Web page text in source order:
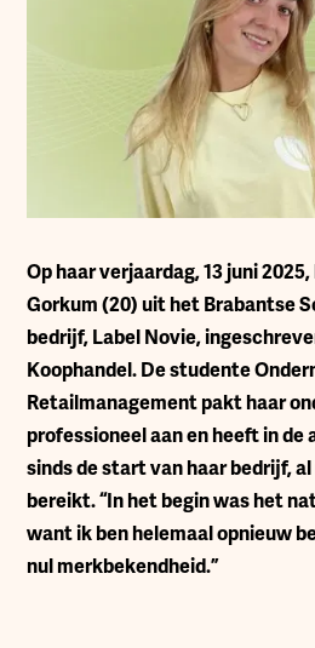
Op haar verjaardag, 13 juni
Gorkum (20) uit het Brabantse
bedrijf, Label Novie,
Koophandel. De studente
Retailmanagement pakt haar
professioneel aan en heeft in de
sinds de start van haar bedrijf,
bereikt. “In het begin was het
want ik ben helemaal opnieuw
nul merkbekendheid.”